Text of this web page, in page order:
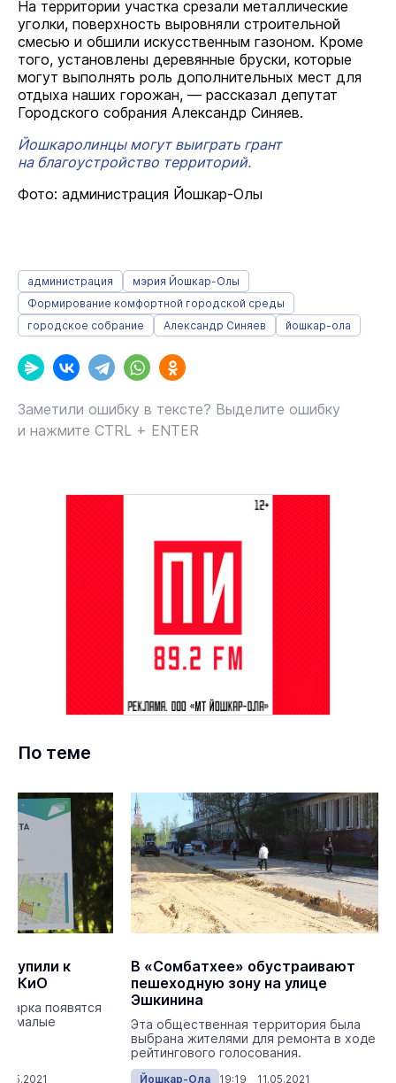
На территории участка срезали металлические
уголки, поверхность выровняли строительной
смесью и обшили искусственным газоном. Кроме
того, установлены деревянные бруски, которые
могут выполнять роль дополнительных мест для
отдыха наших горожан, — рассказал депутат
Городского собрания Александр Синяев.
Йошкаролинцы могут выиграть грант
на благоустройство территорий.
Фото: администрация Йошкар-Олы
администрация
мэрия Йошкар-Олы
Формирование комфортной городской среды
городское собрание
Александр Синяев йошкар-ола
Заметили ошибку в тексте? Выделите ошибку
и нажмите CTRL + ENTER
По теме
к
появятся
и малые
В «Сомбатхее» обустраивают
пешеходную зону на улице
Эшкинина
Эта общественная территория была
выбрана жителями для ремонта в ходе
рейтингового голосования.
Йошкар-Ола 19:19 11.05.2021